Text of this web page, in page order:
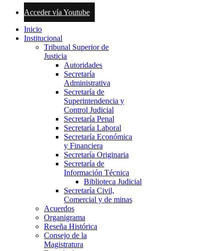
Acceder vía Youtube
Inicio
Institucional
Tribunal Superior de
Justicia
Autoridades
Secretaría
Administrativa
Secretaría de
Superintendencia y
Control Judicial
Secretaría Penal
Secretaría Laboral
Secretaría Económica
y Financiera
Secretaría Originaria
Secretaría de
Información Técnica
Biblioteca Judicial
Secretaría Civil,
Comercial y de minas
Acuerdos
Organigrama
Reseña Histórica
Consejo de la
Magistratura